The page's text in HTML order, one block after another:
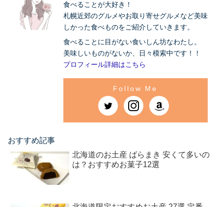
食べることが大好き！
札幌近郊のグルメやお取り寄せグルメなど美味
しかった食べものをご紹介していきます。
食べることに目がない食いしん坊なわたし。
美味しいものがないか、日々模索中です！！
プロフィール詳細はこちら
おすすめ記事
北海道のお土産 ばらまき 安くて多いの
は？おすすめお菓子12選